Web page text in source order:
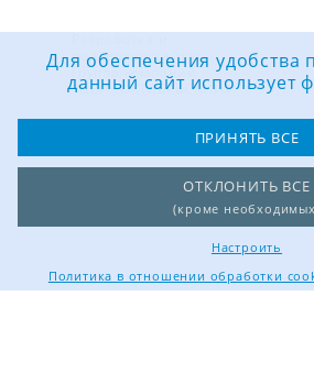
поддержка сайта:
Группа компаний
«ЦВР «ОКТЯБРЬСКИЙ»
Для обеспечения удобства
данный сайт использует
ПРИНЯТЬ ВСЕ
ОТКЛОНИТЬ ВСЕ
(кроме
Настроить
Политика в отношении обработки